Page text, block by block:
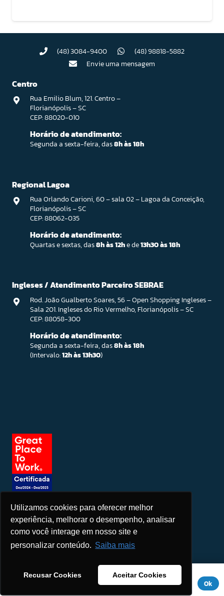
Utilizamos cookies para oferecer melhor
experiência, melhorar o desempenho, analisar
como você interage em nosso site e
personalizar conteúdo. Saiba mais
Recusar Cookies Aceitar Cookies
(48) 3084-9400
(48) 98818-5882
Envie uma mensagem
Centro
Rua Emilio Blum, 121. Centro –
Florianópolis – SC
CEP: 88020-010
Horário de atendimento:
Segunda a sexta-feira, das8h às 18h
Regional Lagoa
Rua Orlando Carioni, 60 – sala 02 – Lagoa da Conceição,
Florianópolis – SC
CEP: 88062-035
Horário de atendimento:
Quartas e sextas, das8h às 12he de13h30 às 18h
Ingleses / Atendimento Parceiro SEBRAE
Rod. João Gualberto Soares, 56 – Open Shopping Ingleses –
Sala 201. Ingleses do Rio Vermelho, Florianópolis – SC
CEP: 88058-300
Horário de atendimento:
Segunda a sexta-feira, das8h às 18h
(Intervalo:12h às 13h30)
Seja um patrocinador
Este site usa cookies para melhorar sua experiência. Se você
continuar a usar este site, você concorda com ele.Aviso de
Privacidade
Ok